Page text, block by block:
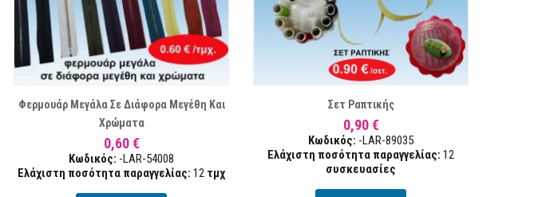
ΣΥΓΚΡΙΣΗ
Φερμουάρ Μεγάλα Σε Διάφορα Μεγέθη Και
Χρώματα
0,60 €
Κωδικός: -LAR-54008
Ελάχιστη ποσότητα παραγγελίας: 12 τμχ
ΛΊΣΤΑ ΕΠΙΘΥΜΙΏΝ
Σετ Ραπτικής
0,90 €
Κωδικός: -LAR-89035
Ελάχιστη ποσότητα παραγγελίας: 12
συσκευασίες